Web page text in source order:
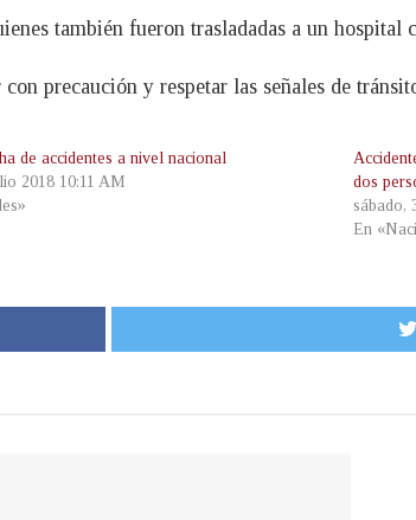
también fueron trasladadas a un hospital
precaución y respetar las señales de
de accidentes a nivel nacional
2018 10:11 AM
dos
sábado,
En